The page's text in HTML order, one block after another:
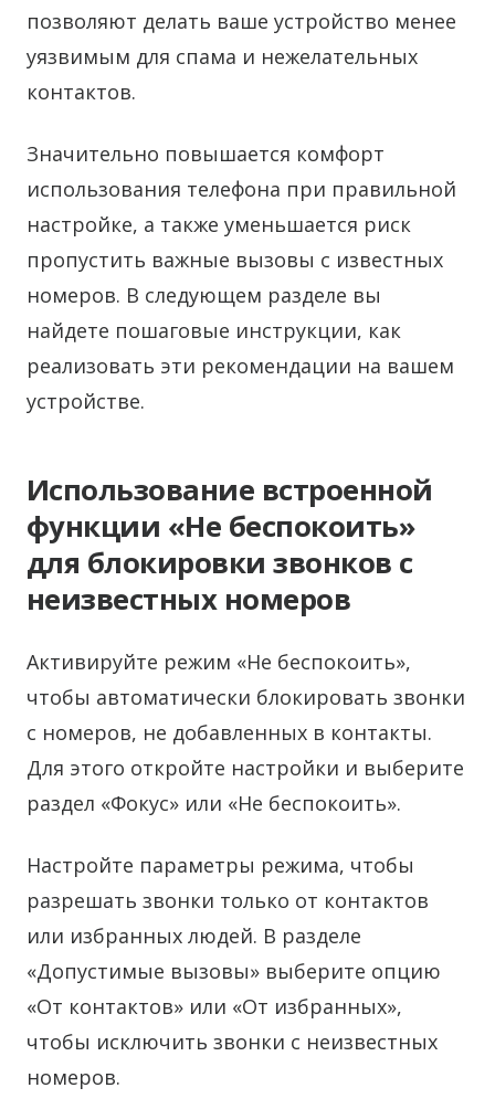
позволяют делать ваше устройство менее
уязвимым для спама и нежелательных
контактов.
Значительно повышается комфорт
использования телефона при правильной
настройке, а также уменьшается риск
пропустить важные вызовы с известных
номеров. В следующем разделе вы
найдете пошаговые инструкции, как
реализовать эти рекомендации на вашем
устройстве.
Использование встроенной
функции «Не беспокоить»
для блокировки звонков с
неизвестных номеров
Активируйте режим «Не беспокоить»,
чтобы автоматически блокировать звонки
с номеров, не добавленных в контакты.
Для этого откройте настройки и выберите
раздел «Фокус» или «Не беспокоить».
Настройте параметры режима, чтобы
разрешать звонки только от контактов
или избранных людей. В разделе
«Допустимые вызовы» выберите опцию
«От контактов» или «От избранных»,
чтобы исключить звонки с неизвестных
номеров.